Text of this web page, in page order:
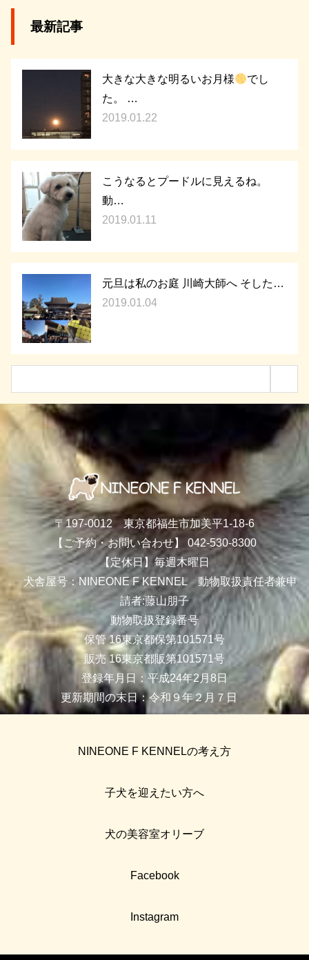
最新記事
大きな大きな明るいお月様
でし
た。 …
2019.01.22
こうなるとプードルに見えるね。
動…
2019.01.11
元旦は私のお庭 川崎大師へ そした…
2019.01.04
〒197-0012 東京都福生市加美平1-18-6
【ご予約・お問い合わせ】 042-530-8300
【定休日】毎週木曜日
犬舎屋号：NINEONE F KENNEL 動物取扱責任者兼申
請者:藤山朋子
動物取扱登録番号
保管 16東京都保第101571号
販売 16東京都販第101571号
登録年月日：平成24年2月8日
更新期間の末日：令和９年２月７日
NINEONE F KENNELの考え方
子犬を迎えたい方へ
犬の美容室オリーブ
Facebook
Instagram